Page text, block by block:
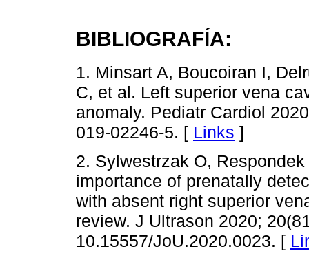
BIBLIOGRAFÍA:
1. Minsart A, Boucoiran I,
C, et al. Left superior vena
anomaly. Pediatr Cardiol
019-02246-5. [ Links ]
2. Sylwestrzak O,
importance of prenatally
with absent right superior
review. J Ultrason 2020;
10.15557/JoU.2020.0023. [